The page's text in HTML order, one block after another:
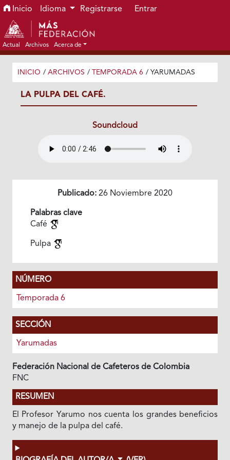
Ir al menú de navegación principal
Ir al contenido principal
Ir al pie de página del sitio
Inicio Idioma Registrarse Entrar
Actual Archivos Acerca de
INICIO / ARCHIVOS / TEMPORADA 6 / YARUMADAS
LA PULPA DEL CAFÉ.
Soundcloud
Publicado: 26 Noviembre 2020
Palabras clave
Café
Pulpa
NÚMERO
Temporada 6
SECCIÓN
Yarumadas
Federación Nacional de Cafeteros de Colombia
FNC
RESUMEN
El Profesor Yarumo nos cuenta los grandes beneficios
y manejo de la pulpa del café.